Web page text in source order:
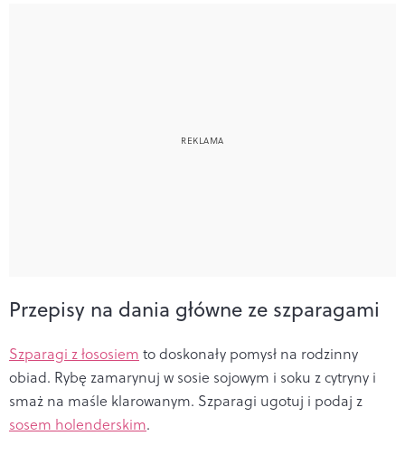
Przepisy na dania główne ze szparagami
Szparagi z łososiem to doskonały pomysł na rodzinny
obiad. Rybę zamarynuj w sosie sojowym i soku z cytryny i
smaż na maśle klarowanym. Szparagi ugotuj i podaj z
sosem holenderskim.